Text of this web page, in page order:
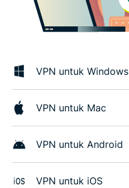
VPN untuk Windows
VPN untuk Mac
VPN untuk Android
VPN untuk iOS